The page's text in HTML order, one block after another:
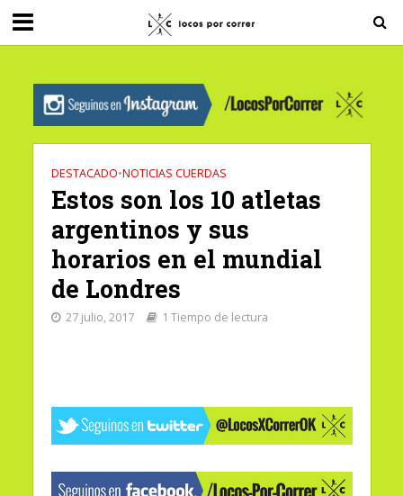
G-0X2PD3RFLV
DESTACADO•NOTICIAS CUERDAS
Estos son los 10 atletas
argentinos y sus
horarios en el mundial
de Londres
27 julio, 2017 1 Tiempo de lectura